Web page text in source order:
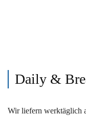
Daily &
Wir liefern werktäglich